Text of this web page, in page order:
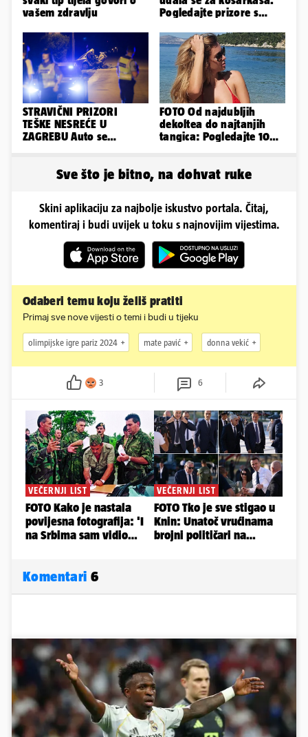
vašem zdravlju
Pogledajte prizore s
STRAVIČNI PRIZORI
TEŠKE NESREĆE U
ZAGREBU Auto se
FOTO Od najdubljih
dekoltea do najtanjih
tangica: Pogledajte 100
Sve što je bitno, na dohvat ruke
Skini aplikaciju za najbolje iskustvo portala. Čitaj,
komentiraj i budi uvijek u toku s najnovijim vijestima.
Odaberi temu koju želiš pratiti
Primaj sve nove vijesti o temi i budi u tijeku
olimpijske igre pariz 2024 mate pavić donna vekić
3 6
Komentari 6